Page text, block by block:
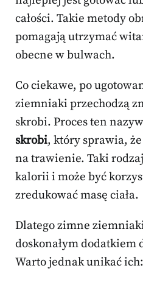
całości. Takie metody
pomagają utrzymać
obecne w bulwach.
Co ciekawe, po
ziemniaki przechodzą
skrobi. Proces ten
skrobi, który sprawia,
na trawienie. Taki
kalorii i może być
zredukować masę ciała.
Dlatego zimne
doskonałym dodatkiem
Warto jednak unikać ich: